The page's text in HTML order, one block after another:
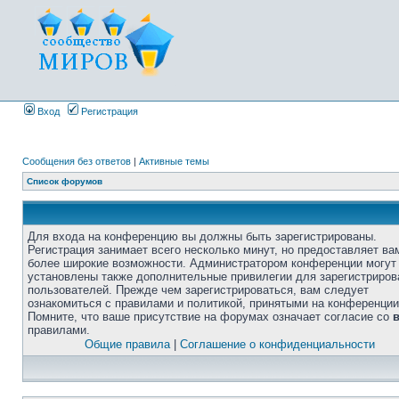
Вход Регистрация
Сообщения без ответов | Активные темы
Список форумов
Для входа на конференцию вы должны быть зарегистрированы.
Регистрация занимает всего несколько минут, но предоставляет
более широкие возможности. Администратором конференции
установлены также дополнительные привилегии для
пользователей. Прежде чем зарегистрироваться, вам следует
ознакомиться с правилами и политикой, принятыми на
Помните, что ваше присутствие на форумах означает согласие со
правилами.
Общие правила| Соглашение о конфиденциальности